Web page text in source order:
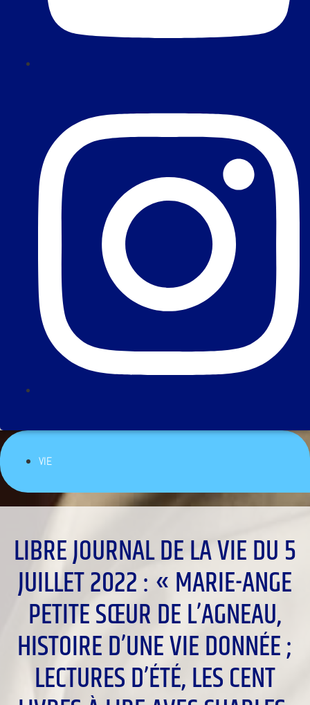
VIE
LIBRE JOURNAL DE LA VIE DU 5
JUILLET 2022 : « MARIE-ANGE
PETITE SŒUR DE L’AGNEAU,
HISTOIRE D’UNE VIE DONNÉE ;
LECTURES D’ÉTÉ, LES CENT